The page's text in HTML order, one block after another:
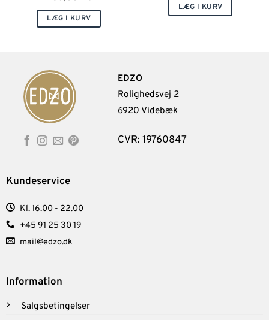
LÆG I KURV
LÆG I KURV
EDZO
Rolighedsvej 2
6920 Videbæk
CVR: 19760847
Kundeservice
Kl. 16.00 - 22.00
+45 91 25 30 19
mail@edzo.dk
Information
Salgsbetingelser